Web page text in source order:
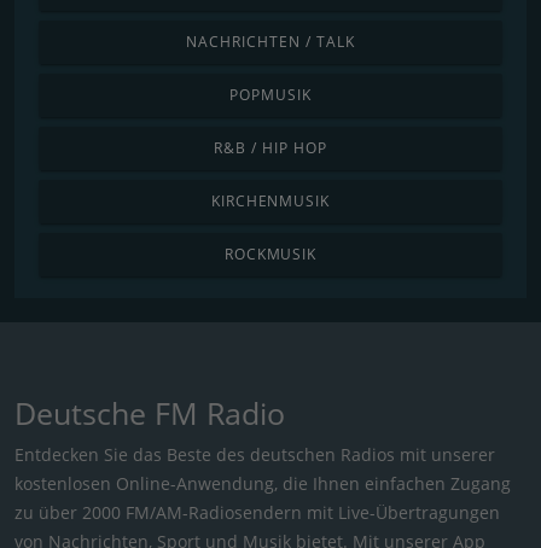
NACHRICHTEN / TALK
POPMUSIK
R&B / HIP HOP
KIRCHENMUSIK
ROCKMUSIK
Deutsche FM Radio
Entdecken Sie das Beste des deutschen Radios mit unserer
kostenlosen Online-Anwendung, die Ihnen einfachen Zugang
zu über 2000 FM/AM-Radiosendern mit Live-Übertragungen
von Nachrichten, Sport und Musik bietet. Mit unserer App